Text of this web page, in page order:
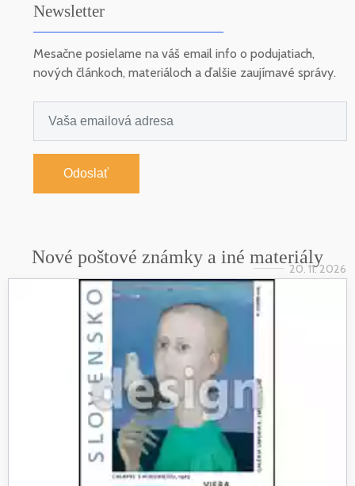
Newsletter
Mesačne posielame na váš email info o podujatiach,
nových článkoch, materiáloch a ďalšie zaujímavé správy.
Odoslať
Nové poštové známky a iné materiály
20. 11. 2026